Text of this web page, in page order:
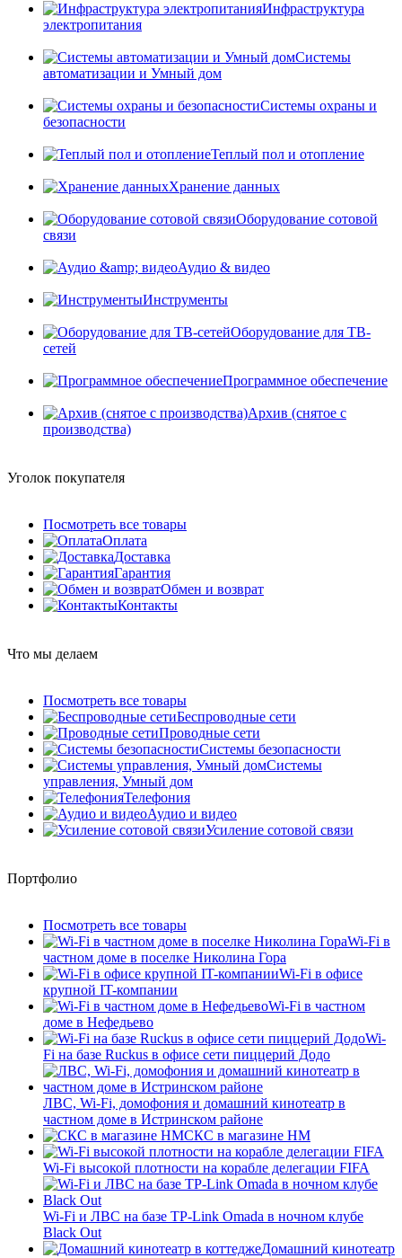
Инфраструктура
электропитания
Системы
автоматизации и Умный дом
Системы охраны и
безопасности
Теплый пол и отопление
Хранение данных
Оборудование сотовой
связи
Аудио & видео
Инструменты
Оборудование для ТВ-
сетей
Программное обеспечение
Архив (снятое с
производства)
Уголок покупателя
Посмотреть все товары
Оплата
Доставка
Гарантия
Обмен и возврат
Контакты
Что мы делаем
Посмотреть все товары
Беспроводные сети
Проводные сети
Системы безопасности
Системы
управления, Умный дом
Телефония
Аудио и видео
Усиление сотовой связи
Портфолио
Посмотреть все товары
Wi-Fi в
частном доме в поселке Николина Гора
Wi-Fi в офисе
крупной IT-компании
Wi-Fi в частном
доме в Нефедьево
Wi-
Fi на базе Ruckus в офисе сети пиццерий Додо
ЛВС, Wi-Fi, домофония и домашний кинотеатр в
частном доме в Истринском районе
СКС в магазине HM
Wi-Fi высокой плотности на корабле делегации FIFA
Wi-Fi и ЛВС на базе TP-Link Omada в ночном клубе
Black Out
Домашний кинотеатр